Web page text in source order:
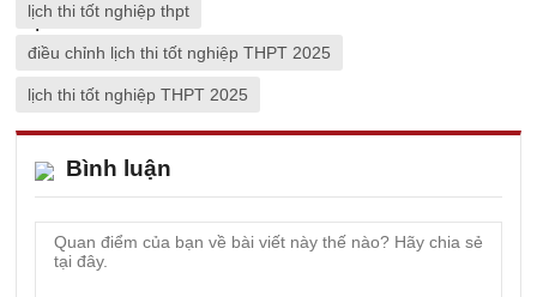
lịch thi tốt nghiệp thpt
điều chỉnh lịch thi tốt nghiệp THPT 2025
lịch thi tốt nghiệp THPT 2025
Bình luận